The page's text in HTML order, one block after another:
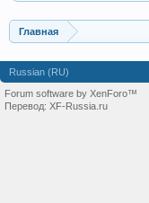
Главная
Russian (RU)
Forum software by XenForo™
Перевод: XF-Russia.ru